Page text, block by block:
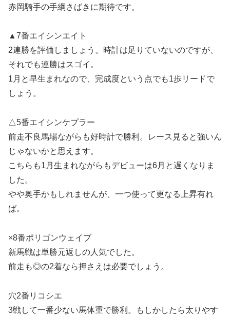
赤岡騎手の手綱さばきに期待です。
▲7番エイシンエイト
2連勝を評価しましょう。時計は足りていないのですが、
それでも連勝はスゴイ。
1月と早生まれなので、完成度という点でも1歩リードで
しょう。
△5番エイシンケプラー
前走不良馬場ながらも好時計で勝利。レース見ると強いん
じゃないかと思えます。
こちらも1月生まれながらもデビューは6月と遅くなりま
した。
やや奥手かもしれませんが、一つ使って更なる上昇有れ
ば。
×8番ポリゴンウェイブ
新馬戦は単勝元返しの人気でした。
前走も◎の2着なら押さえは必要でしょう。
穴2番リコシエ
3戦して一番少ない馬体重で勝利。もしかしたら太りやす